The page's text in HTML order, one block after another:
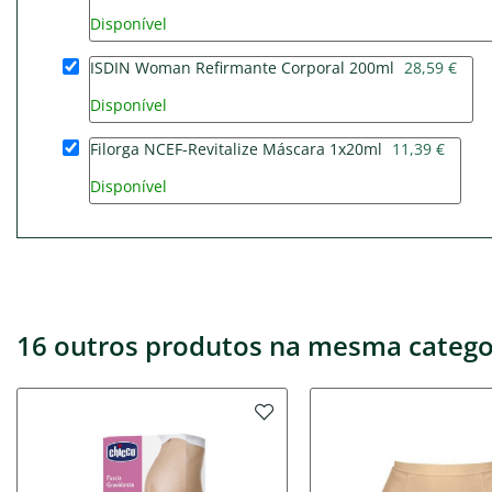
Disponível
ISDIN Woman Refirmante Corporal 200ml 28,59 €
Disponível
Filorga NCEF-Revitalize Máscara 1x20ml 11,39 €
Disponível
16 outros produtos na mesma